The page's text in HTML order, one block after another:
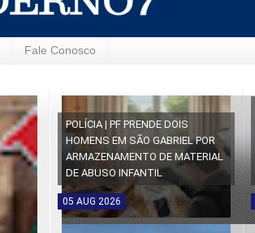
Fale Conosco
POLÍCIA | PF PRENDE DOIS
HOMENS EM SÃO GABRIEL POR
ARMAZENAMENTO DE MATERIAL
DE ABUSO INFANTIL
05 AUG 2026